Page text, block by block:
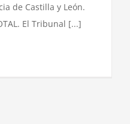
de Castilla y León.
El Tribunal [...]